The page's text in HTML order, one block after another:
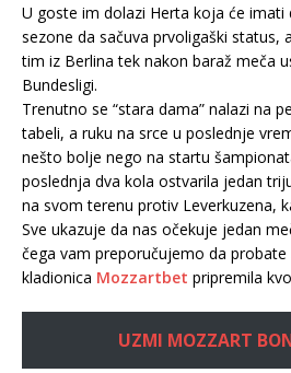
U goste im dolazi Herta koja će
sezone da sačuva prvoligaški status,
tim iz Berlina tek nakon baraž meča
Bundesligi.
Trenutno se “stara dama” nalazi na
tabeli, a ruku na srce u poslednje
nešto bolje nego na startu
poslednja dva kola ostvarila jedan
na svom terenu protiv Leverkuzena,
Sve ukazuje da nas očekuje jedan
čega vam preporučujemo da
kladionica Mozzartbet pripremila
UZMI MOZZART